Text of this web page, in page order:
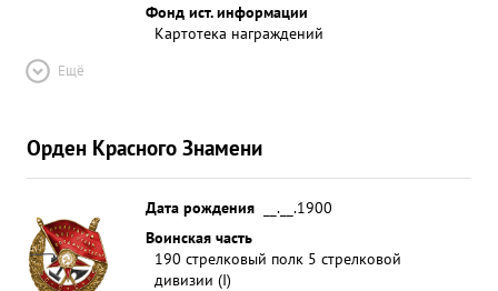
Фонд ист. информации
Картотека награждений
Ещё
Орден Красного Знамени
Дата рождения
__.__.1900
Воинская часть
190 стрелковый полк 5 стрелковой
дивизии (I)